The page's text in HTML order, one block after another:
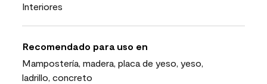
Interiores
Recomendado para uso en
Mampostería, madera, placa de yeso, yeso,
ladrillo, concreto